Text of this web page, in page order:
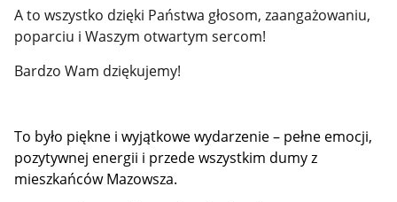
A to wszystko dzięki Państwa głosom, zaangażowaniu,
poparciu i Waszym otwartym sercom!
Bardzo Wam dziękujemy!
To było piękne i wyjątkowe wydarzenie – pełne emocji,
pozytywnej energii i przede wszystkim dumy z
mieszkańców Mazowsza.